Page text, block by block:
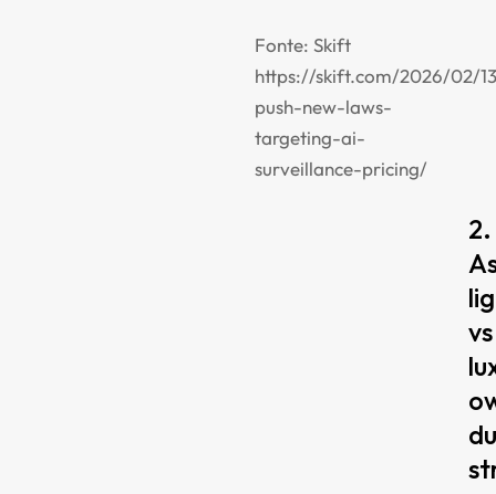
Fonte: Skift
https://skift.com/2026/02/
push-new-laws-
targeting-ai-
surveillance-pricing/
2.
vs